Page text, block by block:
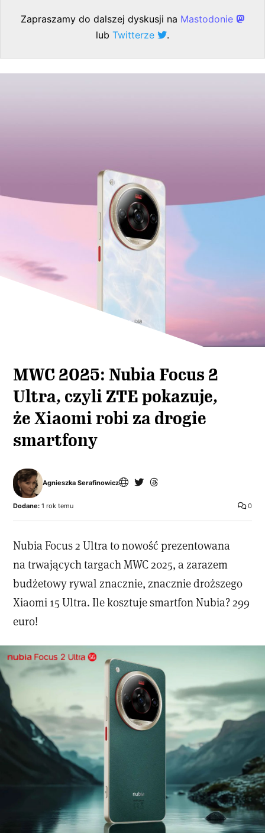
Zapraszamy do dalszej dyskusji na Mastodonie
lub Twitterze .
MWC 2025: Nubia Focus 2
Ultra, czyli ZTE pokazuje,
że Xiaomi robi za drogie
smartfony
Agnieszka Serafinowicz
0
Dodane: 1 rok temu
Nubia Focus 2 Ultra to nowość prezentowana
na trwających targach MWC 2025, a zarazem
budżetowy rywal znacznie, znacznie droższego
Xiaomi 15 Ultra. Ile kosztuje smartfon Nubia? 299
euro!